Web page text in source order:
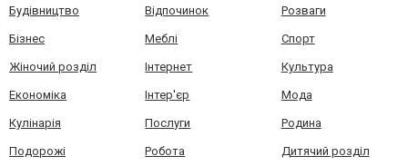
Будівництво Відпочинок Розваги
Бізнес Меблі Спорт
Жіночий розділ Інтернет Культура
Економіка Інтер'єр Мода
Кулінарія Послуги Родина
Подорожі Робота Дитячий розділ